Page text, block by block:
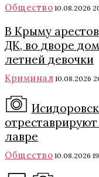
Общество 10.08.2026
В Крыму
ДК, во дворе
летней девочки
Криминал 10.08.2026
лавре
Общество 10.08.2026